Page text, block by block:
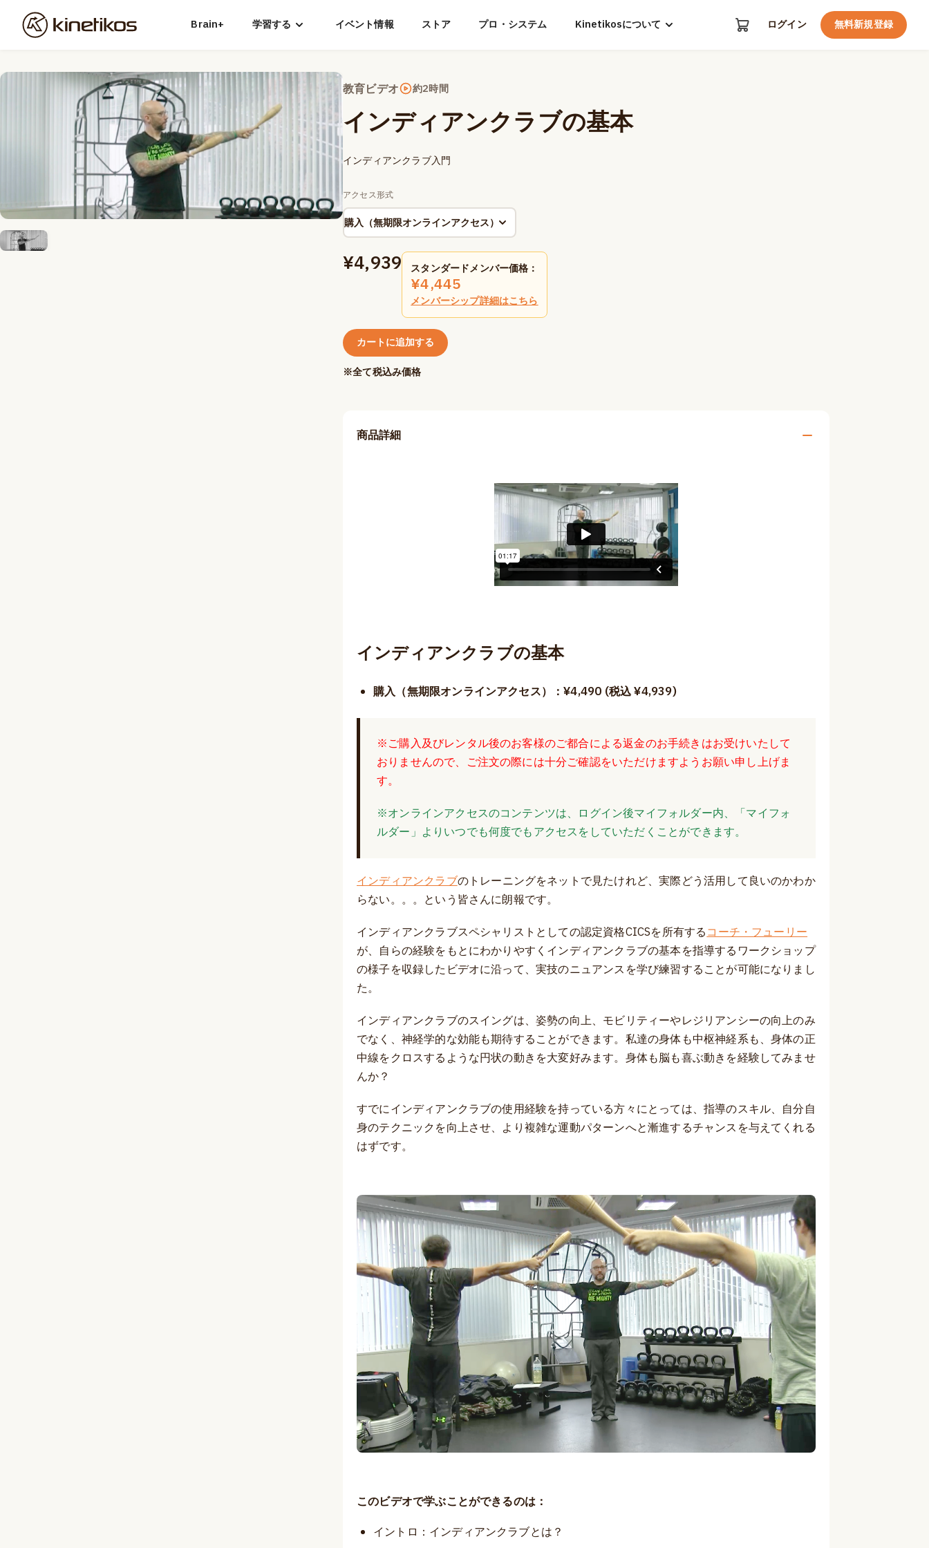
Brain+ 学習する イベント情報 ストア プロ・システム Kinetikosについて ログイン 無料新規登録
教育ビデオ 約2時間
インディアンクラブの基本
インディアンクラブ入門
アクセス形式
¥4,939 スタンダードメンバー価格：
¥4,445
メンバーシップ詳細はこちら
カートに追加する
※全て税込み価格
商品詳細
インディアンクラブの基本
購入（無期限オンラインアクセス）：¥4,490 (税込 ¥4,939)
※ご購入及びレンタル後のお客様のご都合による返金のお手続きはお受けいたして
おりませんので、ご注文の際には十分ご確認をいただけますようお願い申し上げま
す。
※オンラインアクセスのコンテンツは、ログイン後マイフォルダー内、「マイフォ
ルダー」よりいつでも何度でもアクセスをしていただくことができます。
インディアンクラブのトレーニングをネットで見たけれど、実際どう活用して良いのかわか
らない。。。という皆さんに朗報です。
インディアンクラブスペシャリストとしての認定資格CICSを所有するコーチ・フューリー
が、自らの経験をもとにわかりやすくインディアンクラブの基本を指導するワークショップ
の様子を収録したビデオに沿って、実技のニュアンスを学び練習することが可能になりまし
た。
インディアンクラブのスイングは、姿勢の向上、モビリティーやレジリアンシーの向上のみ
でなく、神経学的な効能も期待することができます。私達の身体も中枢神経系も、身体の正
中線をクロスするような円状の動きを大変好みます。身体も脳も喜ぶ動きを経験してみませ
んか？
すでにインディアンクラブの使用経験を持っている方々にとっては、指導のスキル、自分自
身のテクニックを向上させ、より複雑な運動パターンへと漸進するチャンスを与えてくれる
はずです。
このビデオで学ぶことができるのは：
イントロ：インディアンクラブとは？